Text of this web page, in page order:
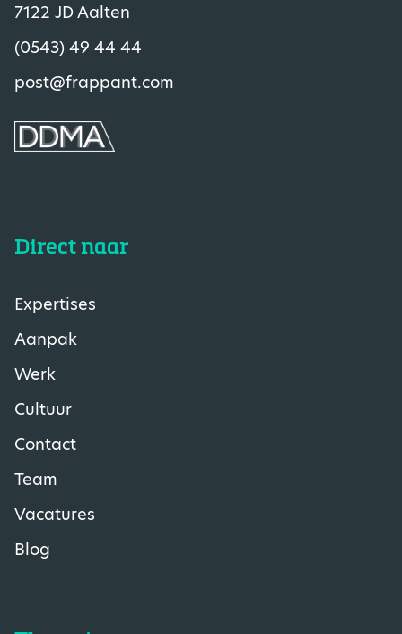
7122 JD Aalten
(0543) 49 44 44
post@frappant.com
Direct naar
Expertises
Aanpak
Werk
Cultuur
Contact
Team
Vacatures
Blog